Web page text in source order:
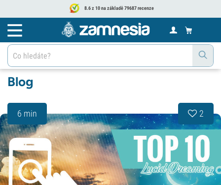
8.6 z 10 na základě 79687 recenze
Blog
6 min 2